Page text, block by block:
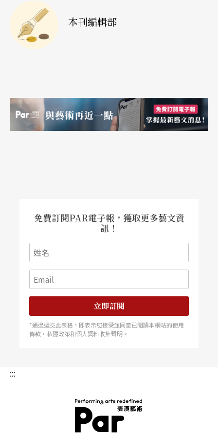
本刊編輯部
免費訂閱PAR電子報，獲取更多藝文資
訊！
立即訂閱
*通過遞交此表格，即表示您接受並同意已閱讀本網站的使用
條款，私隱政策和個人資料收集聲明。
:::